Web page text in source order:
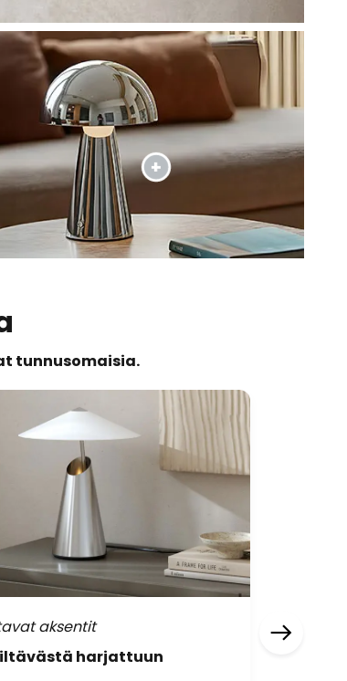
tunnusomaisia.
aksentit
harjattuun